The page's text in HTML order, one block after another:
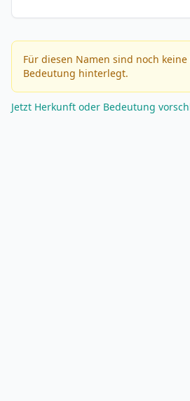
Für diesen Namen sind noch
Bedeutung hinterlegt.
Jetzt Herkunft oder Bedeutung